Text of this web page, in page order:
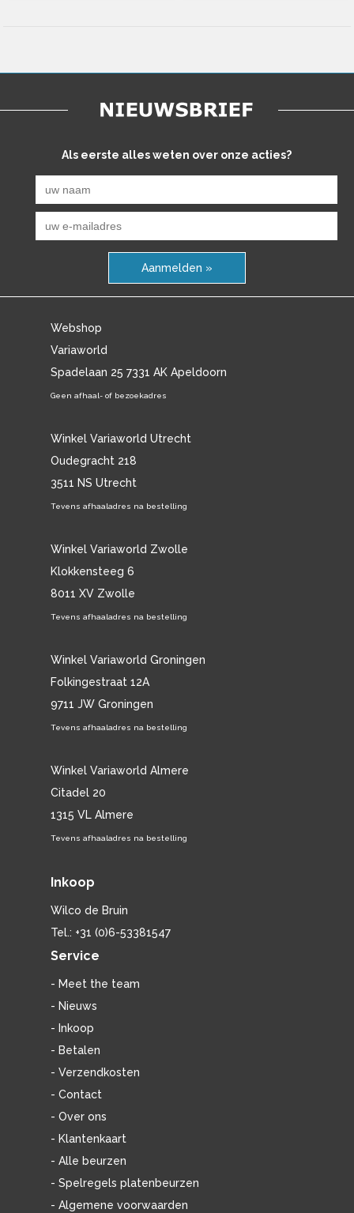
Als eerste alles weten over onze acties?
Aanmelden »
Webshop
Variaworld
Spadelaan 25 7331 AK Apeldoorn
Geen afhaal- of bezoekadres
Winkel Variaworld Utrecht
Oudegracht 218
3511 NS Utrecht
Tevens afhaaladres na bestelling
Winkel Variaworld Zwolle
Klokkensteeg 6
8011 XV Zwolle
Tevens afhaaladres na bestelling
Winkel Variaworld Groningen
Folkingestraat 12A
9711 JW Groningen
Tevens afhaaladres na bestelling
Winkel Variaworld Almere
Citadel 20
1315 VL Almere
Tevens afhaaladres na bestelling
Inkoop
Wilco de Bruin
Tel.: +31 (0)6-53381547
Service
- Meet the team
- Nieuws
- Inkoop
- Betalen
- Verzendkosten
- Contact
- Over ons
- Klantenkaart
- Alle beurzen
- Spelregels platenbeurzen
- Algemene voorwaarden